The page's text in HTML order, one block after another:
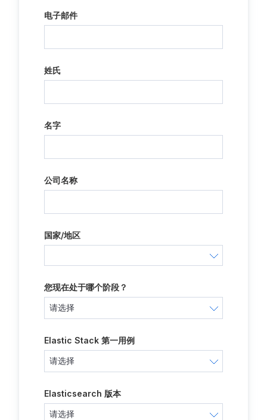
电子邮件
姓氏
名字
公司名称
国家/地区
您现在处于哪个阶段？
Elastic Stack 第一用例
Elasticsearch 版本